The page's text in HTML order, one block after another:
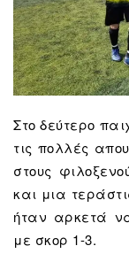
Στο δεύτερο
τις πολλές
στους
και μια
ήταν αρκετά
με σκορ 1-3.